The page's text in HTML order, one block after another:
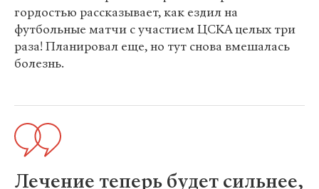
гордостью рассказывает, как ездил на
футбольные матчи с участием ЦСКА целых три
раза! Планировал еще, но тут снова вмешалась
болезнь.
Лечение теперь будет сильнее,